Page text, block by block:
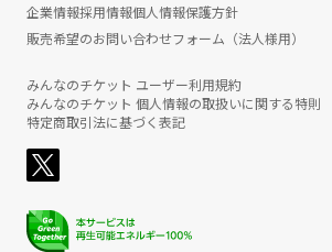
企業情報採用情報個人情報保護方針
販売希望のお問い合わせフォーム（法人様用）
みんなのチケット ユーザー利用規約
みんなのチケット 個人情報の取扱いに関する特則
特定商取引法に基づく表記